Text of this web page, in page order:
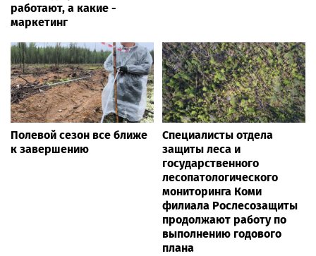
работают, а какие -
маркетинг
Полевой сезон все ближе
к завершению
Специалисты отдела
защиты леса и
государственного
лесопатологического
мониторинга Коми
филиала Рослесозащиты
продолжают работу по
выполнению годового
плана